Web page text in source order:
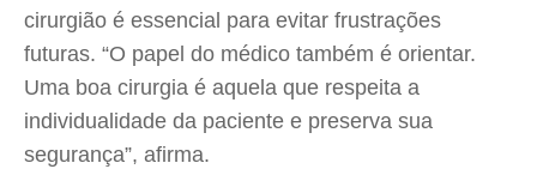
cirurgião é essencial para evitar frustrações
futuras. “O papel do médico também é orientar.
Uma boa cirurgia é aquela que respeita a
individualidade da paciente e preserva sua
segurança”, afirma.